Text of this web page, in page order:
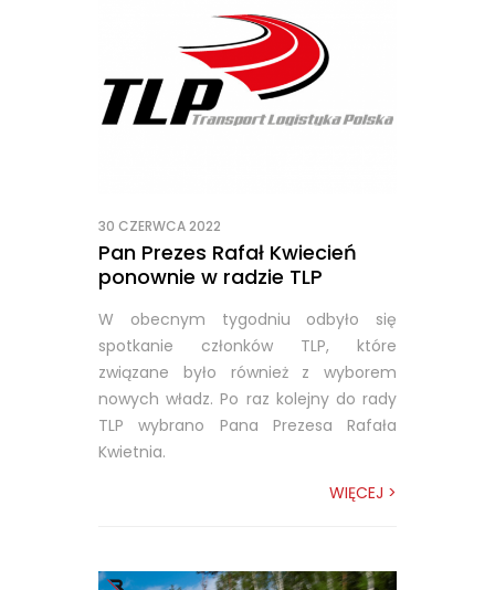
30 CZERWCA 2022
Pan Prezes Rafał Kwiecień
ponownie w radzie TLP
W obecnym tygodniu odbyło się
spotkanie członków TLP, które
związane było również z wyborem
nowych władz. Po raz kolejny do rady
TLP wybrano Pana Prezesa Rafała
Kwietnia.
WIĘCEJ >